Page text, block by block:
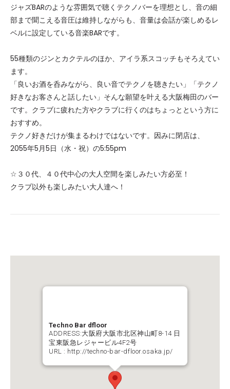
ジャズBARのような雰囲気で聴くテクノバーを理想とし、音の細
部まで聞こえる音圧は維持しながらも、音量は会話が楽しめるレ
ベルに設定している音楽BARです。
55種類のジンとカクテルのほか、アイラ系スコッチもそろえてい
ます。
「良いお酒を呑みながら、良い音でテクノを聴きたい」「テクノ
好きなお客さんと話したい」そんな願望を叶える大阪梅田のバー
です。クラブに疲れた方やクラブに行くのはちょっとという方に
おすすめ。
テクノ好きだけが集まるわけではないです。因みに閉店は、
2055年5月5日（水・祝）の5:55pm
☆３０代、４０代中心の大人空間を楽しみたい方必至！
クラブ以外も楽しみたい大人達へ！
Techno Bar dfloor
ADDRESS:大阪府大阪市北区神山町8-14 日
宝東阪急レジャービル4F2号
URL : http://techno-bar-dfloor.osaka.jp/